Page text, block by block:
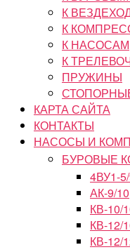
К
К
К НАСОСАМ
К
ПРУЖИНЫ
КАРТА САЙТА
КОНТАКТЫ
НАСОСЫ И
БУРОВЫЕ
4ВУ1-
АК-9/10
КВ-10/
КВ-12/
КВ-12/